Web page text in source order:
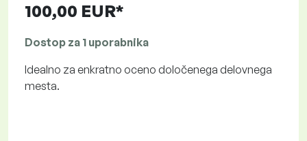
100,00 EUR*
Dostop za 1 uporabnika
Idealno za enkratno oceno določenega delovnega
mesta.